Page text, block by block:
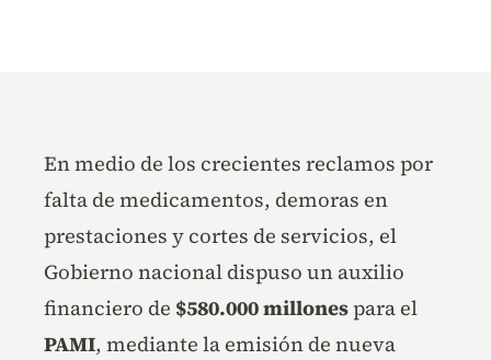
En medio de los crecientes reclamos por
falta de medicamentos, demoras en
prestaciones y cortes de servicios, el
Gobierno nacional dispuso un auxilio
financiero de $580.000 millonespara el
PAMI, mediante la emisión de nueva